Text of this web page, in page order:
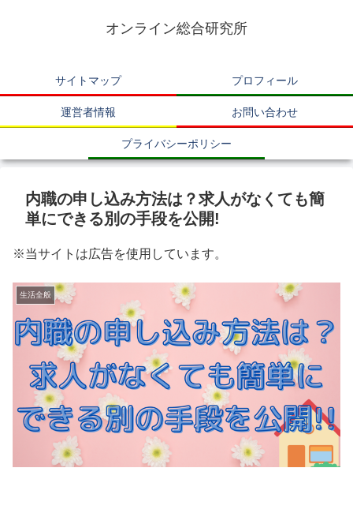
オンライン総合研究所
サイトマップ プロフィール
運営者情報 お問い合わせ
プライバシーポリシー
内職の申し込み方法は？求人がなくても簡
単にできる別の手段を公開!
※当サイトは広告を使用しています。
生活全般